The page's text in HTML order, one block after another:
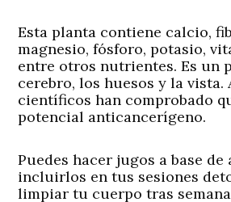
Esta planta contiene calcio,
magnesio, fósforo, potasio,
entre otros nutrientes. Es un
cerebro, los huesos y la vista.
científicos han comprobado
potencial anticancerígeno.
Puedes hacer jugos a base
incluirlos en tus sesiones
limpiar tu cuerpo tras